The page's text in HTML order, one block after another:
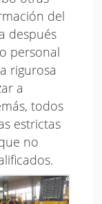
del
después
personal
rigurosa
a
todos
estrictas
no